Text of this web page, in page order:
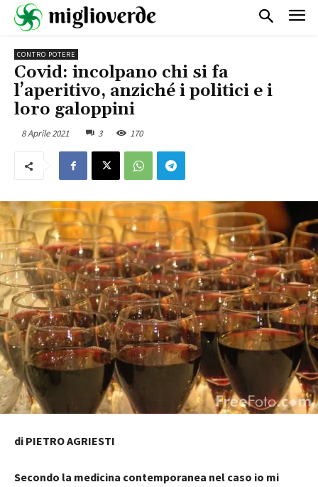
CONTRO POTERE
Covid: incolpano chi si fa
l’aperitivo, anziché i politici e i
loro galoppini
8 Aprile 2021 3 170
di PIETRO AGRIESTI
Secondo la medicina contemporanea nel caso io mi